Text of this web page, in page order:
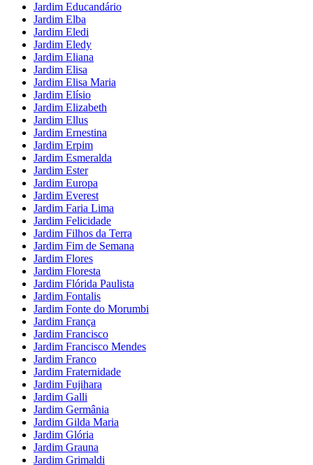
Jardim Educandário
Jardim Elba
Jardim Eledi
Jardim Eledy
Jardim Eliana
Jardim Elisa
Jardim Elisa Maria
Jardim Elísio
Jardim Elizabeth
Jardim Ellus
Jardim Ernestina
Jardim Erpim
Jardim Esmeralda
Jardim Ester
Jardim Europa
Jardim Everest
Jardim Faria Lima
Jardim Felicidade
Jardim Filhos da Terra
Jardim Fim de Semana
Jardim Flores
Jardim Floresta
Jardim Flórida Paulista
Jardim Fontalis
Jardim Fonte do Morumbi
Jardim França
Jardim Francisco
Jardim Francisco Mendes
Jardim Franco
Jardim Fraternidade
Jardim Fujihara
Jardim Galli
Jardim Germânia
Jardim Gilda Maria
Jardim Glória
Jardim Grauna
Jardim Grimaldi